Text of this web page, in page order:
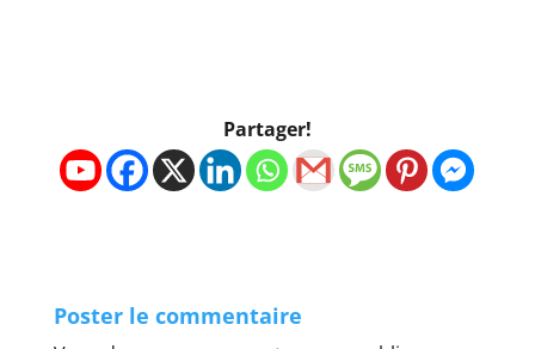
Partager!
Poster le commentaire